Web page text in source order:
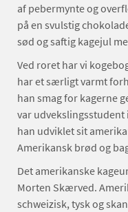
af pebermynte og
på en svulstig
sød og saftig kagejul
Ved roret har vi
har et særligt varmt
han smag for kagerne
var udvekslingsstudent
han udviklet sit
Amerikansk brød og
Det amerikanske
Morten Skærved.
schweizisk, tysk og